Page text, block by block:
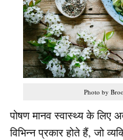
Photo by
पोषण मानव स्वास्थ्य के लिए
विभिन्न प्रकार होते हैं, जो